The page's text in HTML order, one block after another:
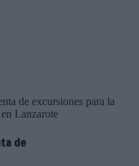
de excursiones para la
Lanzarote
de